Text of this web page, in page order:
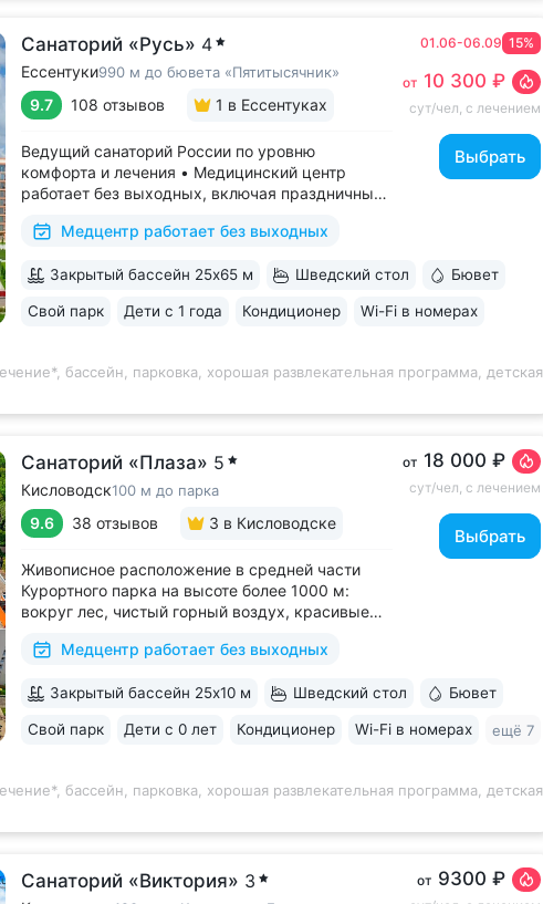
Санаторий «Русь» 4
Ессентуки990 м до бювета «Пятитысячник»
9.7 108 отзывов 1 в Ессентуках
Ведущий санаторий России по уровню
комфорта и лечения • Медицинский центр
работает без выходных, включая праздничные
с термотерапией, джакузи, каскадом
есть отдельная детская зона. Рядом
Медцентр работает без выходных
01.06-06.09 15%
от 10 300 ₽
сут/чел, с лечением
Выбрать
Закрытый бассейн 25х65 м Шведский стол Бювет
Свой парк Дети с 1 года Кондиционер Wi-Fi в номерах
бассейн, парковка, хорошая развлекательная программа, детская
Санаторий «Плаза» 5
Кисловодск100 м до парка
9.6 38 отзывов 3 в Кисловодске
Живописное расположение в средней части
Курортного парка на высоте более 1000 м:
вокруг лес, чистый горный воздух, красивые
В штате 43 врача и 220 медспециалистов
диагностики и ДНК-исследований. Есть
Медцентр работает без выходных
от 18 000 ₽
сут/чел, с лечением
Выбрать
Закрытый бассейн 25x10 м Шведский стол Бювет
Свой парк Дети с 0 лет Кондиционер Wi-Fi в номерах ещё 7
бассейн, парковка, хорошая развлекательная программа, детская
Санаторий «Виктория» 3 от 9300 ₽